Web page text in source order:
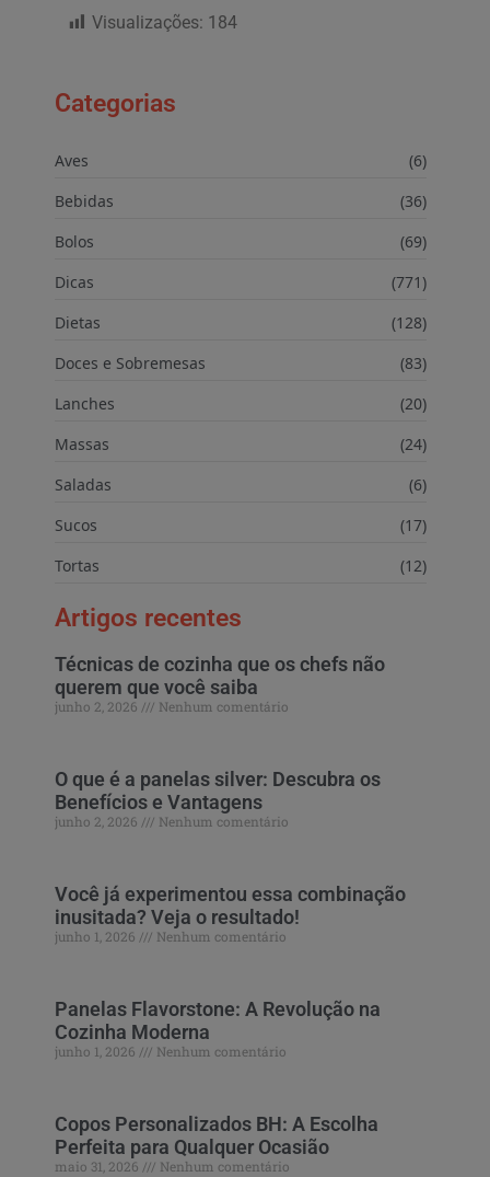
Visualizações: 184
Categorias
Aves
(6)
Bebidas
(36)
Bolos
(69)
Dicas
(771)
Dietas
(128)
Doces e Sobremesas
(83)
Lanches
(20)
Massas
(24)
Saladas
(6)
Sucos
(17)
Tortas
(12)
Artigos recentes
Técnicas de cozinha que os chefs não
querem que você saiba
junho 2, 2026 Nenhum comentário
O que é a panelas silver: Descubra os
Benefícios e Vantagens
junho 2, 2026 Nenhum comentário
Você já experimentou essa combinação
inusitada? Veja o resultado!
junho 1, 2026 Nenhum comentário
Panelas Flavorstone: A Revolução na
Cozinha Moderna
junho 1, 2026 Nenhum comentário
Copos Personalizados BH: A Escolha
Perfeita para Qualquer Ocasião
maio 31, 2026 Nenhum comentário